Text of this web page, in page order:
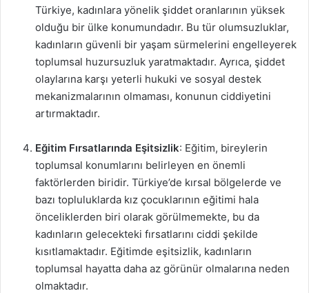
Türkiye, kadınlara yönelik şiddet oranlarının yüksek
olduğu bir ülke konumundadır. Bu tür olumsuzluklar,
kadınların güvenli bir yaşam sürmelerini engelleyerek
toplumsal huzursuzluk yaratmaktadır. Ayrıca, şiddet
olaylarına karşı yeterli hukuki ve sosyal destek
mekanizmalarının olmaması, konunun ciddiyetini
artırmaktadır.
Eğitim Fırsatlarında Eşitsizlik: Eğitim, bireylerin
toplumsal konumlarını belirleyen en önemli
faktörlerden biridir. Türkiye’de kırsal bölgelerde ve
bazı topluluklarda kız çocuklarının eğitimi hala
önceliklerden biri olarak görülmemekte, bu da
kadınların gelecekteki fırsatlarını ciddi şekilde
kısıtlamaktadır. Eğitimde eşitsizlik, kadınların
toplumsal hayatta daha az görünür olmalarına neden
olmaktadır.